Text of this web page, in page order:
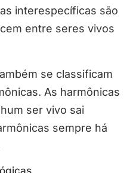
interespecíficas são
entre seres vivos
se classificam
As harmônicas
ser vivo sai
sempre há